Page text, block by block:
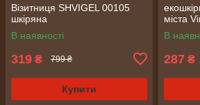
Візитниця SHVIGEL 00105
шкіряна
В наявності
319 ₴ 799 ₴
Купити
міста
В
287 ₴